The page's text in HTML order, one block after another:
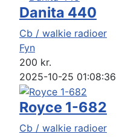
Danita 440
Cb / walkie radioer
Fyn
200 kr.
2025-10-25 01:08:36
Royce 1-682
Cb / walkie radioer